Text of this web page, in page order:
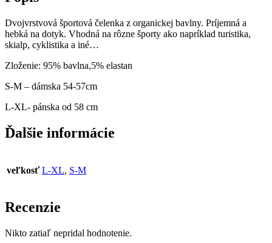
Dvojvrstvová športová čelenka z organickej bavlny. Príjemná a
hebká na dotyk. Vhodná na rôzne športy ako napríklad turistika,
skialp, cyklistika a iné…
Zloženie: 95% bavlna,5% elastan
S-M – dámska 54-57cm
L-XL- pánska od 58 cm
Ďalšie informácie
veľkosť L-XL, S-M
Recenzie
Nikto zatiaľ nepridal hodnotenie.